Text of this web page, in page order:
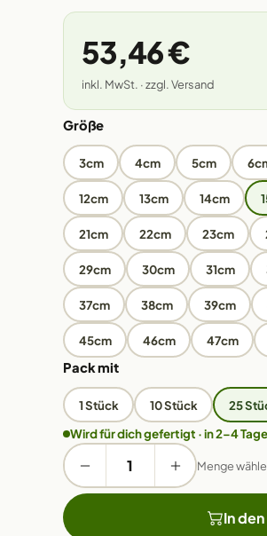
53,46 €
inkl. MwSt. · zzgl. Versand
Größe
3cm 4cm 5cm
12cm 13cm 14cm
21cm 22cm 23cm
29cm 30cm 31cm
37cm 38cm 39cm
45cm 46cm 47cm
Pack mit
1 Stück 10 Stück 25
Wird für dich gefertigt · in 2–4
Menge
In